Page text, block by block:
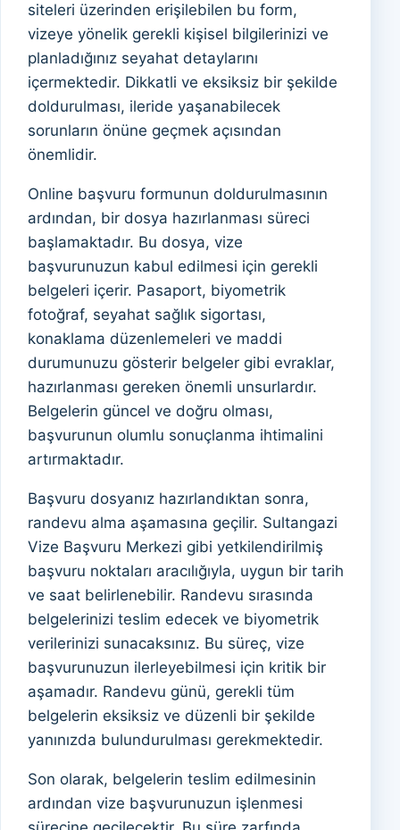
siteleri üzerinden erişilebilen bu form,
vizeye yönelik gerekli kişisel bilgilerinizi ve
planladığınız seyahat detaylarını
içermektedir. Dikkatli ve eksiksiz bir şekilde
doldurulması, ileride yaşanabilecek
sorunların önüne geçmek açısından
önemlidir.
Online başvuru formunun doldurulmasının
ardından, bir dosya hazırlanması süreci
başlamaktadır. Bu dosya, vize
başvurunuzun kabul edilmesi için gerekli
belgeleri içerir. Pasaport, biyometrik
fotoğraf, seyahat sağlık sigortası,
konaklama düzenlemeleri ve maddi
durumunuzu gösterir belgeler gibi evraklar,
hazırlanması gereken önemli unsurlardır.
Belgelerin güncel ve doğru olması,
başvurunun olumlu sonuçlanma ihtimalini
artırmaktadır.
Başvuru dosyanız hazırlandıktan sonra,
randevu alma aşamasına geçilir. Sultangazi
Vize Başvuru Merkezi gibi yetkilendirilmiş
başvuru noktaları aracılığıyla, uygun bir tarih
ve saat belirlenebilir. Randevu sırasında
belgelerinizi teslim edecek ve biyometrik
verilerinizi sunacaksınız. Bu süreç, vize
başvurunuzun ilerleyebilmesi için kritik bir
aşamadır. Randevu günü, gerekli tüm
belgelerin eksiksiz ve düzenli bir şekilde
yanınızda bulundurulması gerekmektedir.
Son olarak, belgelerin teslim edilmesinin
ardından vize başvurunuzun işlenmesi